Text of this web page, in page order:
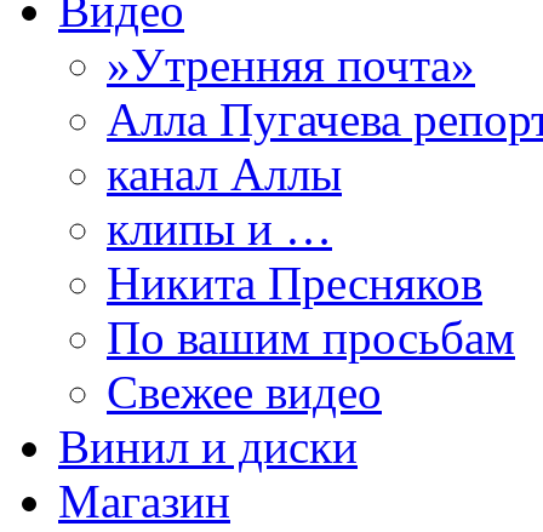
»Утренняя почта»
Алла Пугачева
канал Аллы
клипы и …
Никита Пресняков
По вашим просьбам
Свежее видео
Винил и диски
Магазин